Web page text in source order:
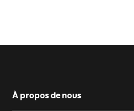
À propos de nous